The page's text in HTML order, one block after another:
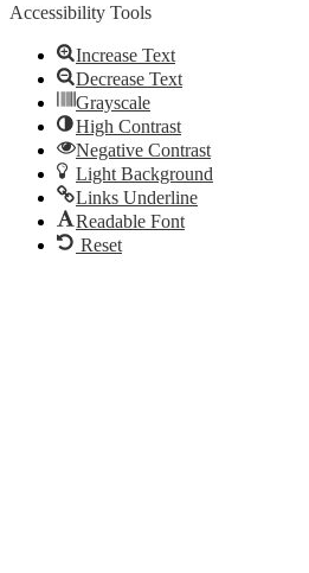
Accessibility Tools
Increase Text
Decrease Text
Grayscale
High Contrast
Negative Contrast
Light Background
Links Underline
Readable Font
Reset